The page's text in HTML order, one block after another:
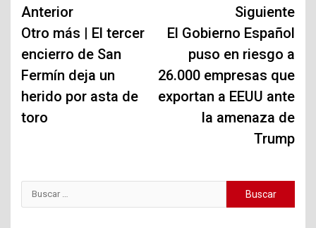
Navegación
de
entradas
Anterior
Otro más | El tercer
encierro de San
Fermín deja un
herido por asta de
toro
Siguiente
El Gobierno Español
puso en riesgo a
26.000 empresas que
exportan a EEUU ante
la amenaza de
Trump
Buscar: